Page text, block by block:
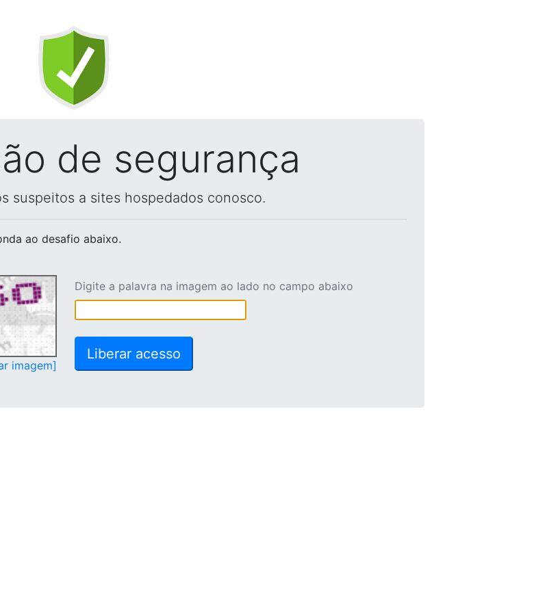
de segurança
suspeitos a sites hospedados conosco.
ao desafio abaixo.
imagem]
Digite a palavra na imagem ao lado no campo abaixo